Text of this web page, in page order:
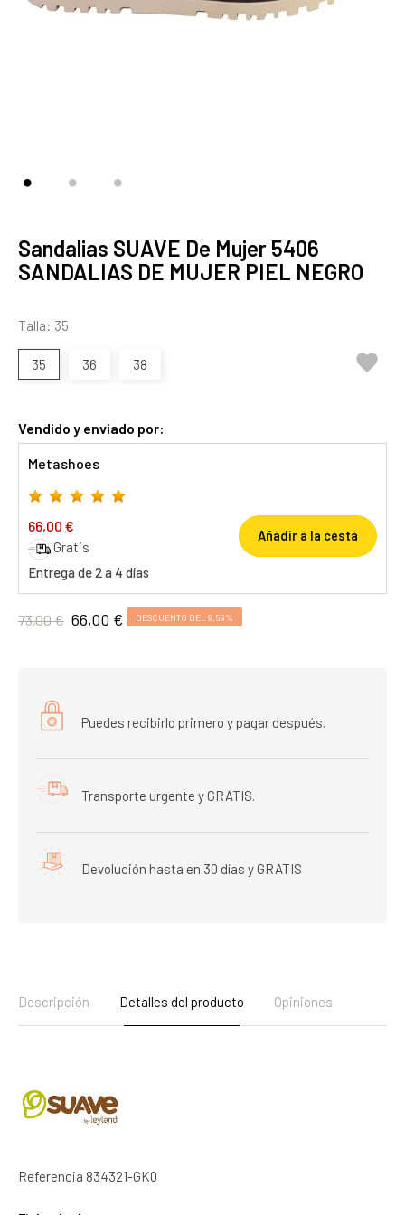
Sandalias SUAVE De Mujer 5406
SANDALIAS DE MUJER PIEL NEGRO
Talla: 35
35 36 38 
Vendido y enviado por:
Metashoes
66,00 €
Gratis
Entrega de 2 a 4 días
Añadir a la cesta
73,00 € 66,00 € DESCUENTO DEL 9,59%
Puedes recibirlo primero y pagar después.
Transporte urgente y GRATIS.
Devolución hasta en 30 días y GRATIS
Descripción Detalles del producto Opiniones
Referencia 834321-GK0